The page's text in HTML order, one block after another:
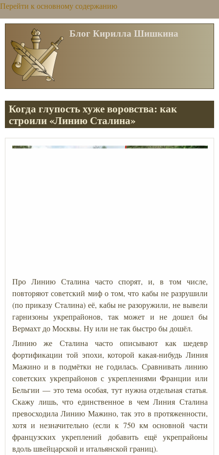
Перейти к основному содержанию
Блог Кирилла Шишкина
Когда глупость хуже воровства: как
строили «Линию Сталина»
Про Линию Сталина часто спорят, и, в том числе,
повторяют советский миф о том, что кабы не разрушили
(по приказу Сталина) её, кабы не разоружили, не вывели
гарнизоны укрепрайонов, так может и не дошел бы
Вермахт до Москвы. Ну или не так быстро бы дошёл.
Линию же Сталина часто описывают как шедевр
фортификации той эпохи, которой какая-нибудь Линия
Мажино и в подмётки не годилась. Сравнивать линию
советских укрепрайонов с укреплениями Франции или
Бельгии — это тема особая, тут нужна отдельная статья.
Скажу лишь, что единственное в чем Линия Сталина
превосходила Линию Мажино, так это в протяженности,
хотя и незначительно (если к 750 км основной части
французских укреплений добавить ещё укрепрайоны
вдоль швейцарской и итальянской границ).